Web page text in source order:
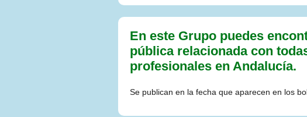
En este Grupo puedes
pública relacionada con
profesionales en Andalucía.
Se publican en la fecha que aparecen en los